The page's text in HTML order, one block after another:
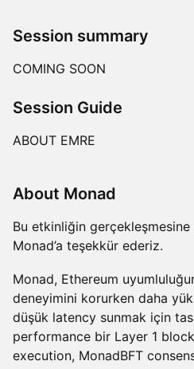
Session summary
COMING SOON
Session Guide
ABOUT EMRE
​About Monad
Bu etkinliğin
Monad’a teşekkür ederiz.
Monad, Ethereum
deneyimini korurken daha
düşük latency sunmak için
performance bir Layer 1
execution, MonadBFT